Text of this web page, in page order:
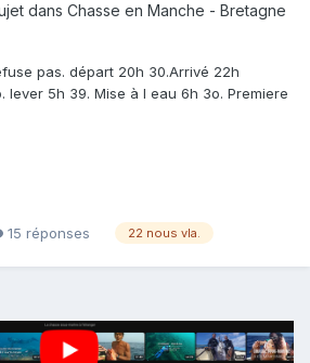
dans Chasse en Manche - Bretagne
pas. départ 20h 30.Arrivé 22h
lever 5h 39. Mise à l eau 6h 3o. Premiere
prospecte ,première fois pour moi dans
15 réponses 22 nous vla.